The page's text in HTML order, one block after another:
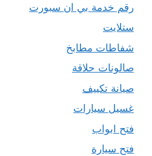
رقم خدمة بي ان سبورت
ستلايت
شفاطات مطابخ
صالونات حلاقة
صيانة تكييف
غسيل سيارات
فتح ابواب
فتح سيارة